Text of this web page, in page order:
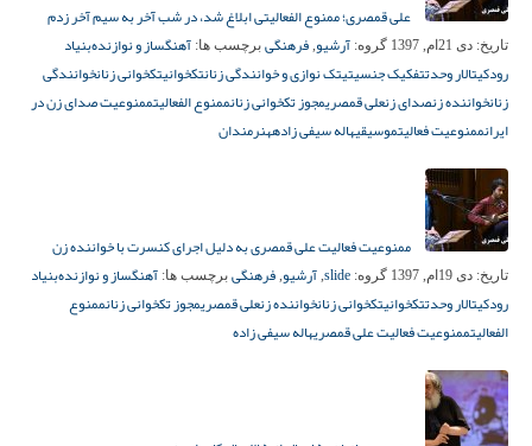
علی قمصری؛ ممنوع الفعالیتی ابلاغ شد، در شب آخر به سیم آخر زدم
تاریخ: دی 21ام, 1397 گروه: آرشیو, فرهنگی برچسب ها: آهنگساز و نوازنده‌بنیاد
رودکیتالار وحدتتفکیک جنسیتیتک نوازی و خوانندگی زنانتکخوانیتکخوانی زنانخوانندگی
زنانخواننده زنصدای زنعلی قمصریمجوز تکخوانی زنانممنوع الفعالیتممنوعیت صدای زن در
ایرانممنوعیت فعالیتموسیقیهاله سیفی زادههنرمندان
ممنوعیت فعالیت علی قمصری به دلیل اجرای کنسرت با خواننده زن
تاریخ: دی 19ام, 1397 گروه: slide
, آرشیو, فرهنگی برچسب ها: آهنگساز و نوازنده‌بنیاد
رودکیتالار وحدتتکخوانیتکخوانی زنانخواننده زنعلی قمصریمجوز تکخوانی زنانممنوع
الفعالیتممنوعیت فعالیت علی قمصریهاله سیفی زاده